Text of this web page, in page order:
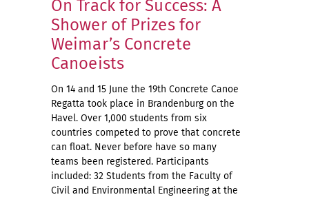
On Track for Success: A
Shower of Prizes for
Weimar’s Concrete
Canoeists
On 14 and 15 June the 19th Concrete Canoe
Regatta took place in Brandenburg on the
Havel. Over 1,000 students from six
countries competed to prove that concrete
can float. Never before have so many
teams been registered. Participants
included: 32 Students from the Faculty of
Civil and Environmental Engineering at the